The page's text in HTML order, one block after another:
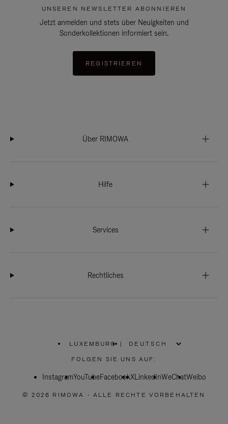
UNSEREN NEWSLETTER ABONNIEREN
Jetzt anmelden und stets über Neuigkeiten und
Sonderkollektionen informiert sein.
REGISTRIEREN
Über RIMOWA
Hilfe
Services
Rechtliches
LUXEMBURG
WÄHLEN
SIE
REGION
|
FOLGEN SIE UNS AUF:
InstagramYouTubeFacebookXLinkedInWeChatWeibo
© 2026 RIMOWA - ALLE RECHTE VORBEHALTEN